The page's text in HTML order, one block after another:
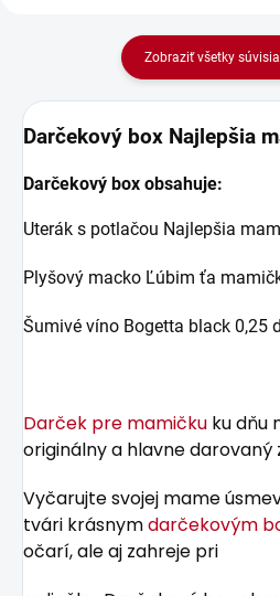
Zobraziť všetky
Darčekový box Najlepšia
Darčekový box obsahuje:
Uterák s potlačou Najlepšia
Plyšový macko Ľúbim ťa
Šumivé víno Bogetta black 0,25
Darček pre mamičku ku dňu
originálny a hlavne darovaný
Vyčarujte svojej mame
tvári krásnymdarčekovým
očarí, ale aj zahreje pri